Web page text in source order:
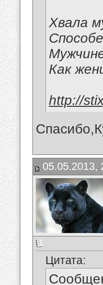
Хвала
Как
http://
05.05.2013,
Цитата: